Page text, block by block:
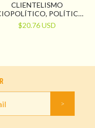
CLIENTELISMO
POLÍTICAS
PÚBLICAS Y TRABAJO
ESCRUTANDO AL
PROFESIONAL
$20.76 USD